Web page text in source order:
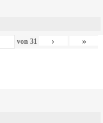
von 31 › »